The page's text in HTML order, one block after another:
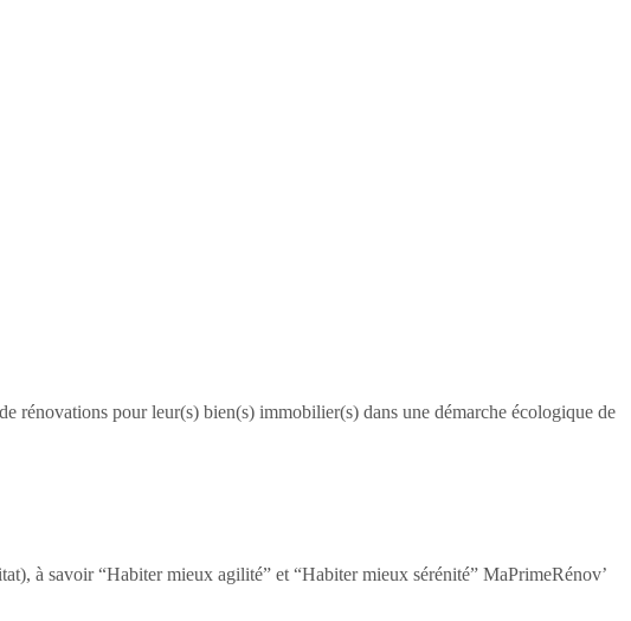
rénovations pour leur(s) bien(s) immobilier(s) dans une démarche écologique de
à savoir “Habiter mieux agilité” et “Habiter mieux sérénité” MaPrimeRénov’